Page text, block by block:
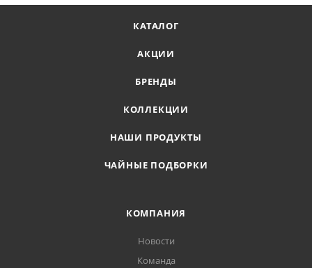
КАТАЛОГ
АКЦИИ
БРЕНДЫ
КОЛЛЕКЦИИ
НАШИ ПРОДУКТЫ
ЧАЙНЫЕ ПОДБОРКИ
КОМПАНИЯ
Новости
Команда